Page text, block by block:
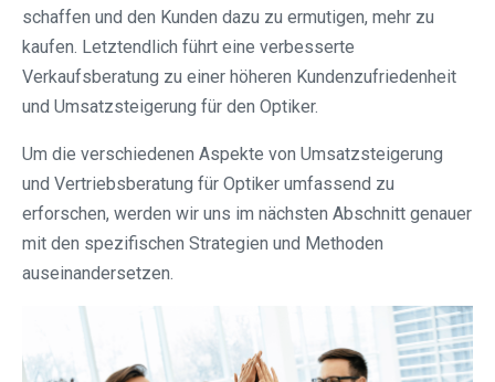
schaffen und den Kunden dazu zu ermutigen, mehr zu
kaufen. Letztendlich führt eine verbesserte
Verkaufsberatung zu einer höheren Kundenzufriedenheit
und Umsatzsteigerung für den Optiker.
Um die verschiedenen Aspekte von Umsatzsteigerung
und Vertriebsberatung für Optiker umfassend zu
erforschen, werden wir uns im nächsten Abschnitt genauer
mit den spezifischen Strategien und Methoden
auseinandersetzen.